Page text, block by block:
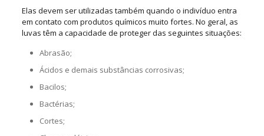
Elas devem ser utilizadas também quando o indivíduo entra
em contato com produtos químicos muito fortes. No geral, as
luvas têm a capacidade de proteger das seguintes situações:
Abrasão;
Ácidos e demais substâncias corrosivas;
Bacilos;
Bactérias;
Cortes;